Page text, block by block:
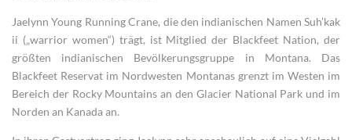
Jaelynn Young Running Crane, die den indianischen Namen Suh’kak
ii („warrior women“) trägt, ist Mitglied der Blackfeet Nation, der
größten indianischen Bevölkerungsgruppe in Montana. Das
Blackfeet Reservat im Nordwesten Montanas grenzt im Westen im
Bereich der Rocky Mountains an den Glacier National Park und im
Norden an Kanada an.